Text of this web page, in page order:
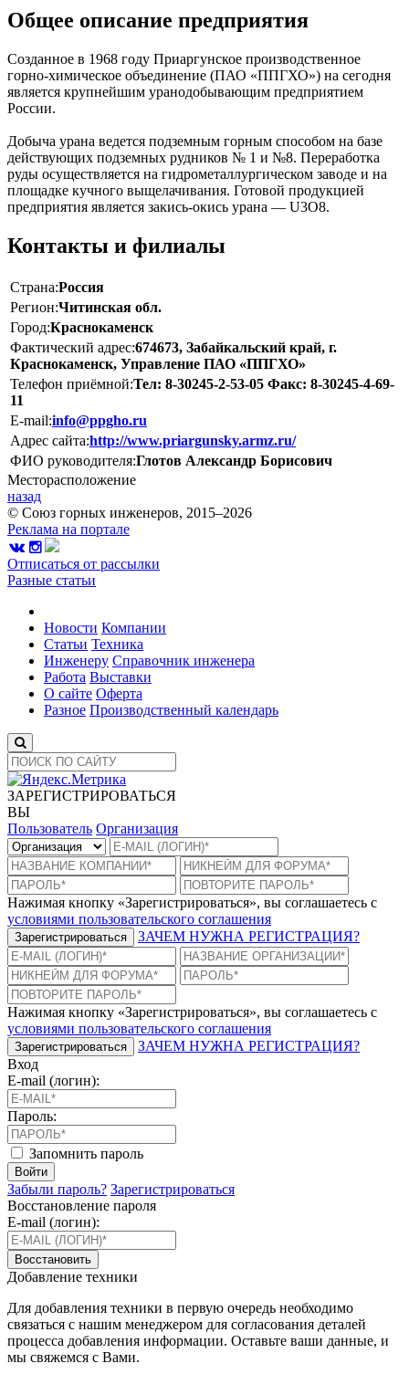
Общее описание предприятия
Созданное в 1968 году Приаргунское производственное
горно-химическое объединение (ПАО «ППГХО») на сегодня
является крупнейшим уранодобывающим предприятием
России.
Добыча урана ведется подземным горным способом на базе
действующих подземных рудников № 1 и №8. Переработка
руды осуществляется на гидрометаллургическом заводе и на
площадке кучного выщелачивания. Готовой продукцией
предприятия является закись-окись урана — U3O8.
Контакты и филиалы
Страна:Россия
Регион:Читинская обл.
Город:Краснокаменск
Фактический адрес:674673, Забайкальский край, г.
Краснокаменск, Управление ПАО «ППГХО»
Телефон приёмной:Тел: 8-30245-2-53-05 Факс: 8-30245-4-69-
11
E-mail:info@ppgho.ru
Адрес сайта:http://www.priargunsky.armz.ru/
ФИО руководителя:Глотов Александр Борисович
Месторасположение
назад
© Союз горных инженеров, 2015–2026
Реклама на портале
Отписаться от рассылки
Разные статьи
Новости Компании
Статьи Техника
Инженеру Справочник инженера
Работа Выставки
О сайте Оферта
Разное Производственный календарь
ЗАРЕГИСТРИРОВАТЬСЯ
ВЫ
Пользователь Организация
Нажимая кнопку «Зарегистрироваться», вы соглашаетесь с
условиями пользовательского соглашения
Зарегистрироваться ЗАЧЕМ НУЖНА РЕГИСТРАЦИЯ?
Нажимая кнопку «Зарегистрироваться», вы соглашаетесь с
условиями пользовательского соглашения
Зарегистрироваться
ЗАЧЕМ НУЖНА РЕГИСТРАЦИЯ?
Вход
E-mail (логин):
Пароль:
Запомнить пароль
Войти
Забыли пароль? Зарегистрироваться
Восстановление пароля
E-mail (логин):
Восстановить
Добавление техники
Для добавления техники в первую очередь необходимо
связаться с нашим менеджером для согласования деталей
процесса добавления информации. Оставьте ваши данные, и
мы свяжемся с Вами.